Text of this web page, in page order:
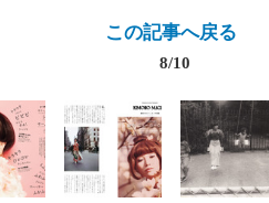
この記事へ戻る
8/10